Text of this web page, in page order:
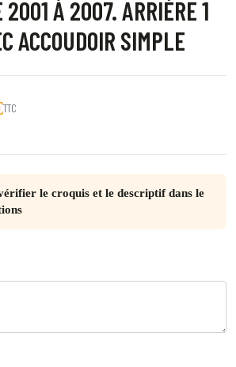
2001 À 2007. ARRIÈRE 1
ACCOUDOIR SIMPLE
TTC
le croquis et le descriptif dans le